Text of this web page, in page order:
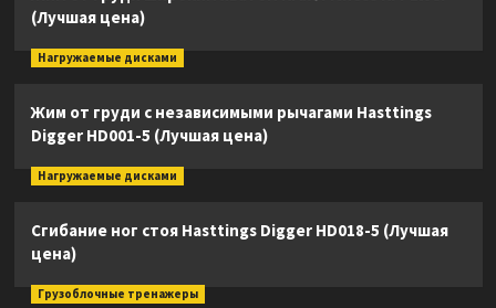
(Лучшая цена)
Нагружаемые дисками
Жим от груди с независимыми рычагами Hasttings
Digger HD001-5 (Лучшая цена)
Нагружаемые дисками
Сгибание ног стоя Hasttings Digger HD018-5 (Лучшая
цена)
Грузоблочные тренажеры